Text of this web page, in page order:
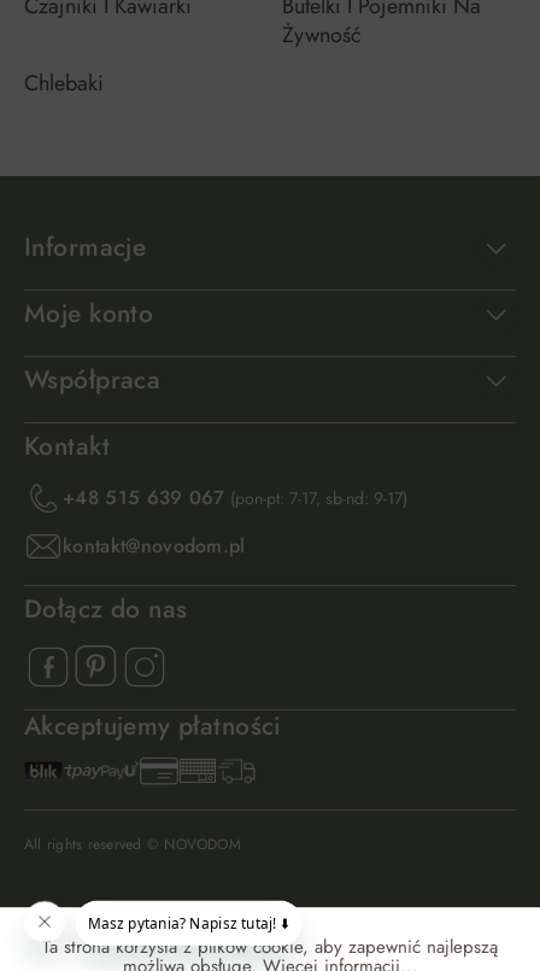
Żywność
Chlebaki
Informacje
Moje konto
Współpraca
Kontakt
+48 515 639 067 (pon-pt: 7-17, sb-nd: 9-17)
kontakt@novodom.pl
Dołącz do nas
Akceptujemy płatności
All rights reserved © NOVODOM
Ta strona korzysta z plików cookie, aby zapewnić najlepszą